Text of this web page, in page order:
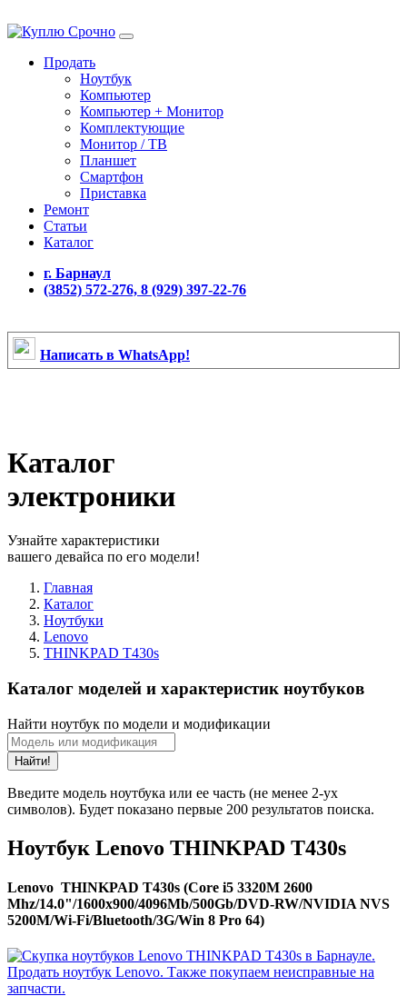
Продать
Ноутбук
Компьютер
Компьютер + Монитор
Комплектующие
Монитор / ТВ
Планшет
Смартфон
Приставка
Ремонт
Статьи
Каталог
г. Барнаул
(3852) 572-276, 8 (929) 397-22-76
Написать в WhatsApp!
Каталог
электроники
Узнайте характеристики
вашего девайса по его модели!
Главная
Каталог
Ноутбуки
Lenovo
THINKPAD T430s
Каталог моделей и характеристик ноутбуков
Найти ноутбук по модели и модификации
Найти!
Введите модель ноутбука или ее часть (не менее 2-ух
символов). Будет показано первые 200 результатов поиска.
Ноутбук Lenovo THINKPAD T430s
Lenovo THINKPAD T430s (Core i5 3320M 2600
Mhz/14.0"/1600x900/4096Mb/500Gb/DVD-RW/NVIDIA NVS
5200M/Wi-Fi/Bluetooth/3G/Win 8 Pro 64)